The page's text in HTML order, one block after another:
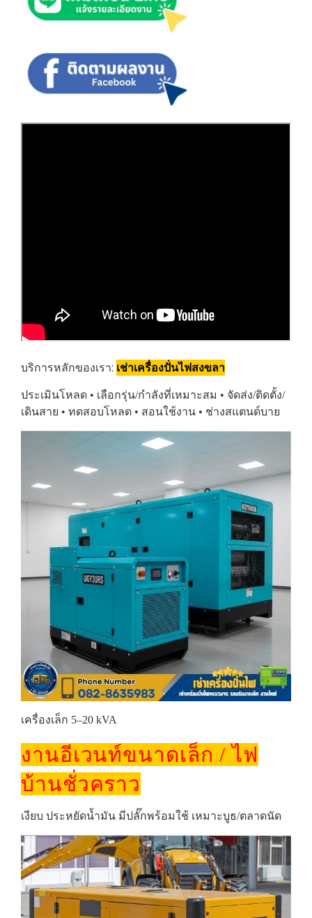
บริการหลักของเรา: เช่าเครื่องปั่นไฟสงขลา
ประเมินโหลด • เลือกรุ่น/กำลังที่เหมาะสม • จัดส่ง/ติดตั้ง/
เดินสาย • ทดสอบโหลด • สอนใช้งาน • ช่างสแตนด์บาย
เครื่องเล็ก 5–20 kVA
งานอีเวนท์ขนาดเล็ก / ไฟ
บ้านชั่วคราว
เงียบ ประหยัดน้ำมัน มีปลั๊กพร้อมใช้ เหมาะบูธ/ตลาดนัด